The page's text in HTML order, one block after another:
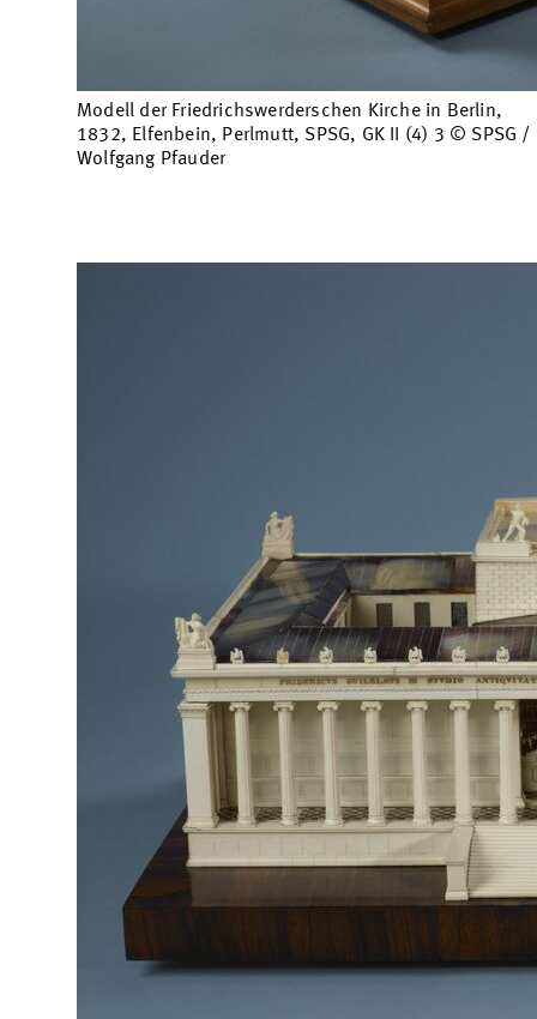
Modell der Friedrichswerderschen Kirche in Berlin,
1832, Elfenbein, Perlmutt, SPSG, GK II (4) 3 © SPSG /
Wolfgang Pfauder